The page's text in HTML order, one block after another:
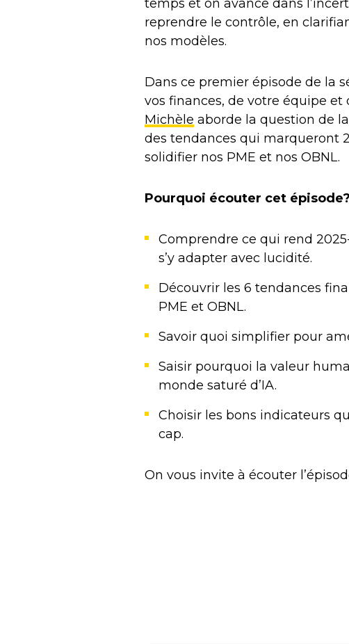
temps et on avance dans
reprendre le contrôle, en
nos modèles.
Dans ce premier épisode de la
vos finances, de votre équipe et
Michèle aborde la question de
des tendances qui marqueront
solidifier nos PME et nos OBNL.
Pourquoi écouter cet épisode?
Comprendre ce qui rend
s’y adapter avec lucidité.
Découvrir les 6 tendances
PME et OBNL.
Savoir quoi simplifier pour
Saisir pourquoi la valeur
monde saturé d’IA.
Choisir les bons indicateurs
cap.
On vous invite à écouter